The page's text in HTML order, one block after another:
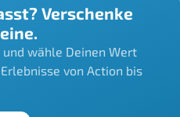
Verschenke
wähle Deinen Wert
von Action bis